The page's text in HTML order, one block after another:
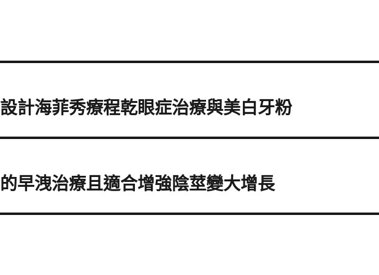
計海菲秀療程乾眼症治療與美白牙粉
早洩治療且適合增強陰莖變大增長